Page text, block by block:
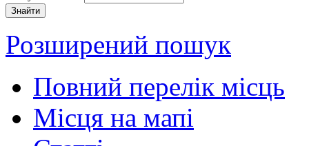
Розширений пошук
Повний перелік місць
Місця на мапі